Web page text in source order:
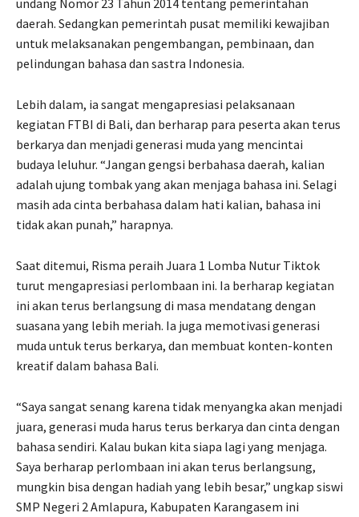
daerah. Sedangkan pemerintah pusat memiliki kewajiban
untuk melaksanakan pengembangan, pembinaan, dan
pelindungan bahasa dan sastra Indonesia.
Lebih dalam, ia sangat mengapresiasi pelaksanaan
kegiatan FTBI di Bali, dan berharap para peserta akan terus
berkarya dan menjadi generasi muda yang mencintai
budaya leluhur. “Jangan gengsi berbahasa daerah, kalian
adalah ujung tombak yang akan menjaga bahasa ini. Selagi
masih ada cinta berbahasa dalam hati kalian, bahasa ini
tidak akan punah,” harapnya.
Saat ditemui, Risma peraih Juara 1 Lomba Nutur Tiktok
turut mengapresiasi perlombaan ini. Ia berharap kegiatan
ini akan terus berlangsung di masa mendatang dengan
suasana yang lebih meriah. Ia juga memotivasi generasi
muda untuk terus berkarya, dan membuat konten-konten
kreatif dalam bahasa Bali.
“Saya sangat senang karena tidak menyangka akan menjadi
juara, generasi muda harus terus berkarya dan cinta dengan
bahasa sendiri. Kalau bukan kita siapa lagi yang menjaga.
Saya berharap perlombaan ini akan terus berlangsung,
mungkin bisa dengan hadiah yang lebih besar,” ungkap siswi
SMP Negeri 2 Amlapura, Kabupaten Karangasem ini